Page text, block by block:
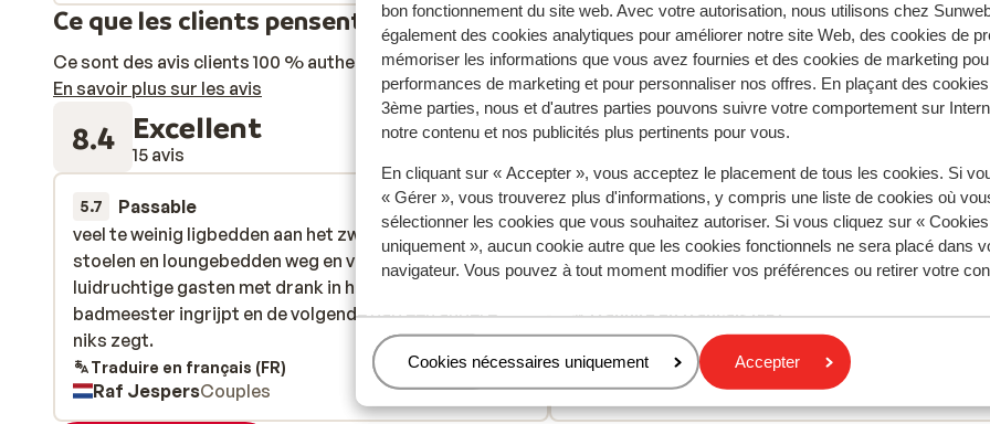
bon fonctionnement du site web. Avec votre autorisation, nous utilisons chez
également des cookies analytiques pour améliorer notre site Web, des cookies de
mémoriser les informations que vous avez fournies et des cookies de marketing
performances de marketing et pour personnaliser nos offres. En plaçant des
3ème parties, nous et d'autres parties pouvons suivre votre comportement sur
notre contenu et nos publicités plus pertinents pour vous.
En cliquant sur « Accepter », vous acceptez le placement de tous les cookies. Si
« Gérer », vous trouverez plus d'informations, y compris une liste de cookies où
sélectionner les cookies que vous souhaitez autoriser. Si vous cliquez sur «
uniquement », aucun cookie autre que les cookies fonctionnels ne sera placé dans
navigateur. Vous pouvez à tout moment modifier vos préférences ou retirer votre
Gérer
Cookies nécessaires uniquement Accepter
Ce que les clients pensent
Ce sont des avis clients 100 % authentiques qui reflètent fidèlement leur expérience avec notre produit.
En savoir plus sur les avis
8.4 Excellent
15 avis
5.7 Passable
il y a 3 semaines
veel te weinig ligbedden aan het zwembad, beter de
stoelen en loungebedden weg en vervangen. zeer
luidruchtige gasten met drank in het water waar 1
badmeester ingrijpt en de volgende dag een andere
niks zegt.
veel te weinig ligbedden aan het zwembad, beter de
stoelen en loungebedden weg en vervangen. zeer
luidruchtige gasten met drank in het water waar 1
badmeester ingrijpt en de volgende dag een andere
niks zegt.
Traduire en français (FR)
Raf JespersCouples
8.7 Excellent
25 juin
Bra service fr receptionen, frukosten ok,
toppen. tyvärr stökigt vid poolen fulla engelsmän
Bra service fr receptionen, frukosten ok,
toppen. tyvärr stökigt vid poolen fulla engelsmän
Traduire en français (FR)
AnonymeParents solos